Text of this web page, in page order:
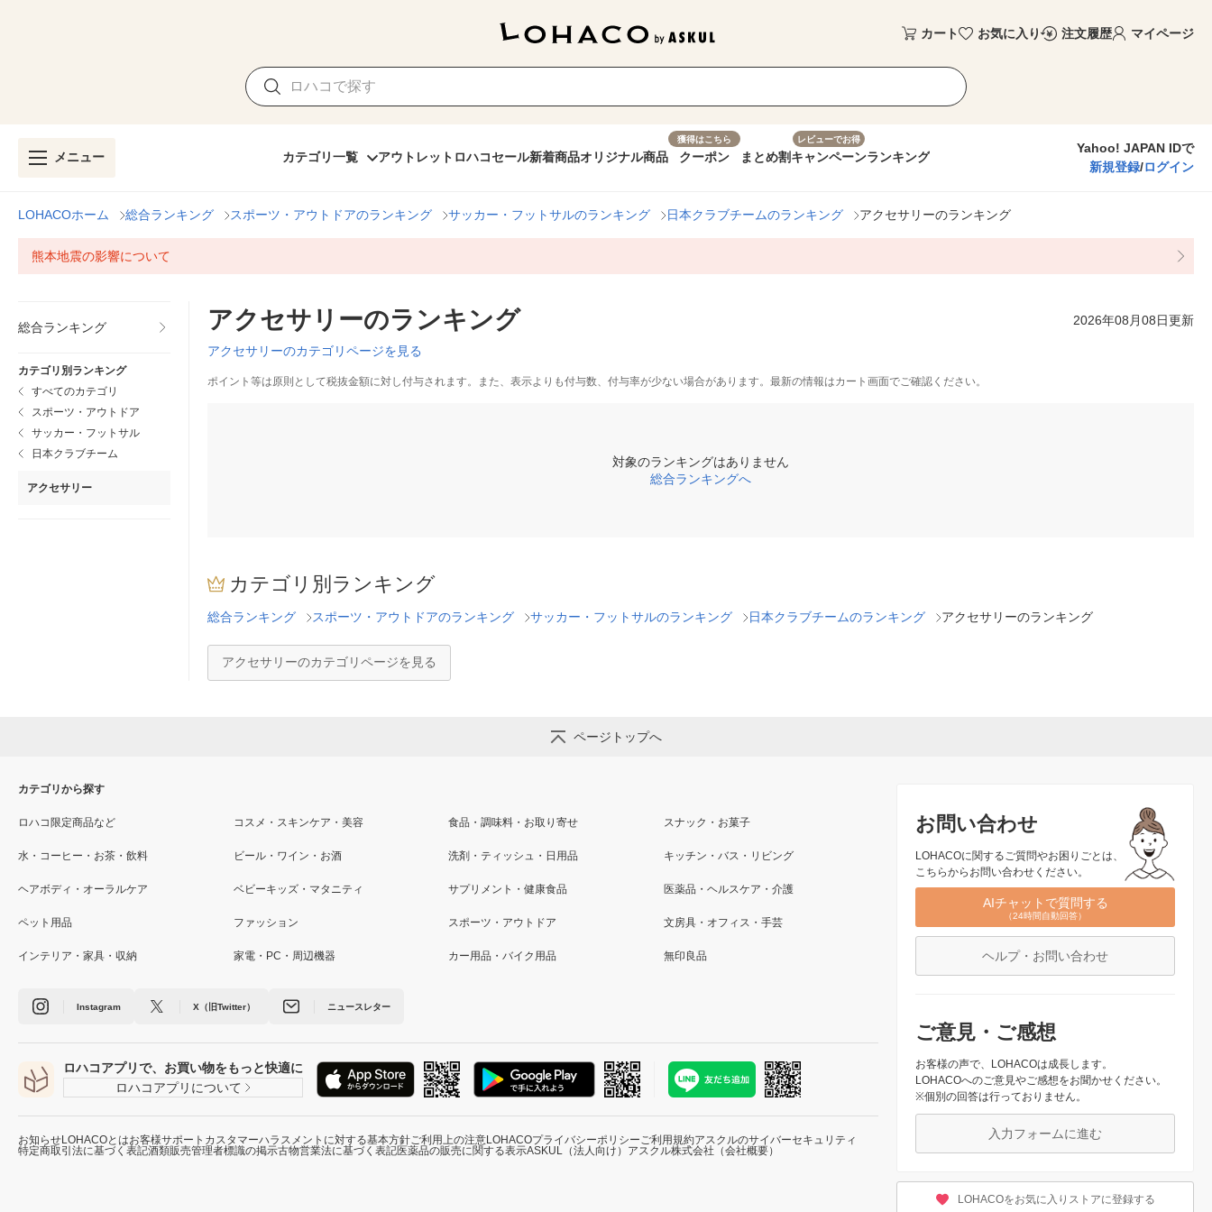
カート お気に入り 注文履歴 マイページ
メニュー カテゴリ一覧 アウトレット ロハコセール新着商品オリジナル商品
獲得はこちら
クーポン まとめ割
レビューでお得
キャンペーンランキング
Yahoo! JAPAN IDで
新規登録/ログイン
LOHACOホーム 総合ランキング スポーツ・アウトドアのランキング サッカー・フットサルのランキング 日本クラブチームのランキング アクセサリーのランキング
熊本地震の影響について
総合ランキング
カテゴリ別ランキング
すべてのカテゴリ
スポーツ・アウトドア
サッカー・フットサル
日本クラブチーム
アクセサリー
アクセサリーのランキング 2026年08月08日更新
アクセサリーのカテゴリページを見る
ポイント等は原則として税抜金額に対し付与されます。また、表示よりも付与数、付与率が少ない場合があります。最新の情報はカート画面でご確認ください。
対象のランキングはありません
総合ランキングへ
カテゴリ別ランキング
総合ランキング スポーツ・アウトドアのランキング サッカー・フットサルのランキング 日本クラブチームのランキング アクセサリーのランキング
アクセサリーのカテゴリページを見る
ページトップへ
お問い合わせ
LOHACOに関するご質問やお困りごとは、
こちらからお問い合わせください。
AIチャットで質問する
（24時間自動回答）
ヘルプ・お問い合わせ
ご意見・ご感想
お客様の声で、LOHACOは成長します。
LOHACOへのご意見やご感想をお聞かせください。
※個別の回答は行っておりません。
入力フォームに進む
LOHACOをお気に入りストアに登録する
カテゴリから探す
ロハコ限定商品など コスメ・スキンケア・美容 食品・調味料・お取り寄せ スナック・お菓子
水・コーヒー・お茶・飲料 ビール・ワイン・お酒 洗剤・ティッシュ・日用品 キッチン・バス・リビング
ヘアボディ・オーラルケア ベビーキッズ・マタニティ サプリメント・健康食品 医薬品・ヘルスケア・介護
ペット用品 ファッション スポーツ・アウトドア 文房具・オフィス・手芸
インテリア・家具・収納 家電・PC・周辺機器 カー用品・バイク用品 無印良品
Instagram X（旧Twitter） ニュースレター
ロハコアプリで、お買い物をもっと快適に
ロハコアプリについて
お知らせLOHACOとはお客様サポート カスタマーハラスメントに対する基本方針ご利用上の注意LOHACOプライバシーポリシーご利用規約アスクルのサイバーセキュリティ
特定商取引法に基づく表記酒類販売管理者標識の掲示古物営業法に基づく表記医薬品の販売に関する表示ASKUL（法人向け） アスクル株式会社（会社概要）